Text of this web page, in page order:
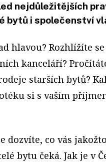
nejdůležitějších
bytů i společenství
hlavou? Rozhlížíte
kanceláří?
starších bytů?
si s vaším
dozvíte, co vás jakožto
bytu čeká. Jak je v